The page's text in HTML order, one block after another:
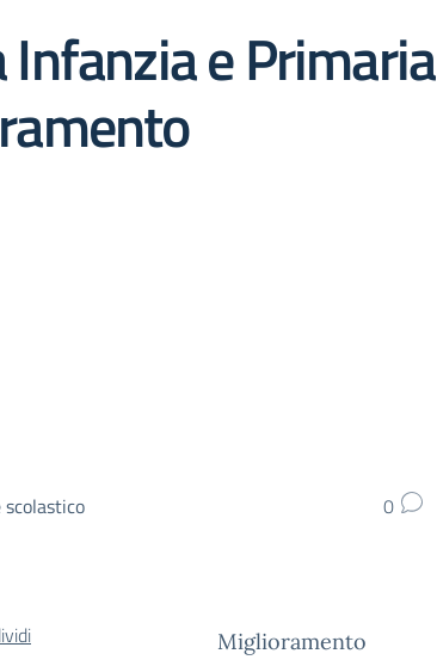
Infanzia e Primaria
scolastico 0
Miglioramento